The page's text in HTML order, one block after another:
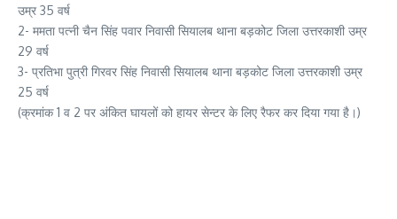
उम्र 35 वर्ष
2- ममता पत्नी चैन सिंह पवार निवासी सियालब थाना बड़कोट जिला उत्तरकाशी उम्र
29 वर्ष
3- प्रतिभा पुत्री गिरवर सिंह निवासी सियालब थाना बड़कोट जिला उत्तरकाशी उम्र
25 वर्ष
(क्रमांक 1 व 2 पर अंकित घायलों को हायर सेन्टर के लिए रैफर कर दिया गया है।)